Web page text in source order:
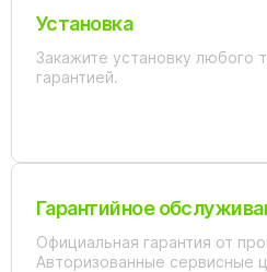
Установка
Закажите установку любого
гарантией.
Гарантийное
Официальная гарантия от
Авторизованные сервисные